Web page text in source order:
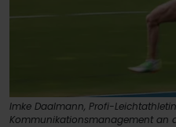
Imke Daalmann, Profi-
Kommunikationsmanagement an